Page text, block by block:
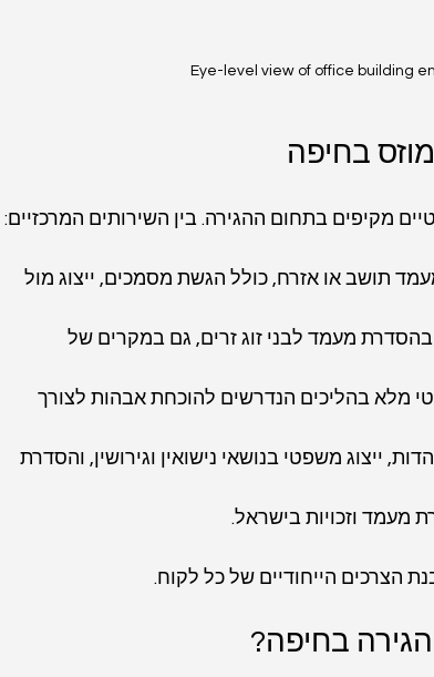
Eye-level view of office building
בחיפה
מקיפים בתחום ההגירה. בין השירותים המרכזיים:
תושב או אזרח, כולל הגשת מסמכים, ייצוג מול
בהסדרת מעמד לבני זוג זרים, גם במקרים של
מלא בהליכים הנדרשים להוכחת אבהות לצורך
ייצוג משפטי בנושאי נישואין וגירושין, והסדרת
מעמד וזכויות בישראל.
הצרכים הייחודיים של כל לקוח.
הגירה בחיפה?